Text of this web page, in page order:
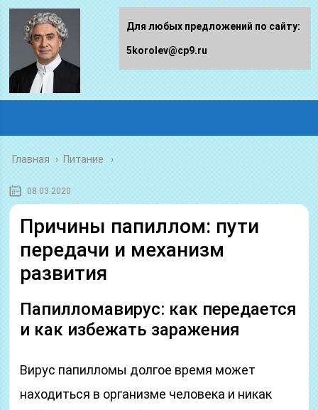
Главная › Питание
08.03.2020
Причины папиллом: пути
передачи и механизм
развития
Папилломавирус: как передается
и как избежать заражения
Вирус папилломы долгое время может
находиться в организме человека и никак
Для любых предложений по сайту:
5korolev@cp9.ru